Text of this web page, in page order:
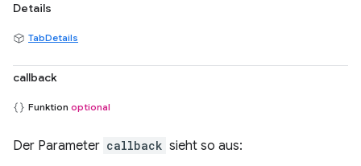
Details
TabDetails
callback
Funktion optional
Der Parameter callback sieht so aus: